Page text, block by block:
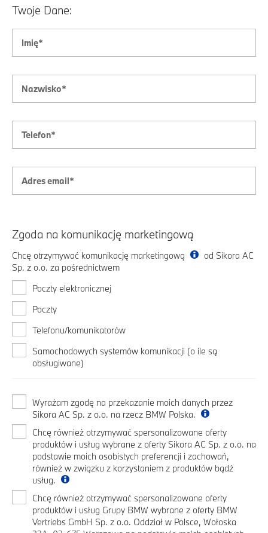
Twoje Dane:
Zgoda na komunikację marketingową
Chcę otrzymywać komunikację marketingową
od Sikora AC
Sp. z o.o. za pośrednictwem
Poczty elektronicznej
Poczty
Telefonu/komunikatorów
Samochodowych systemów komunikacji (o ile są
obsługiwane)
Wyrażam zgodę na przekazanie moich danych przez
Sikora AC Sp. z o.o. na rzecz BMW Polska.
Chcę również otrzymywać spersonalizowane oferty
produktów i usług wybrane z oferty Sikora AC Sp. z o.o. na
podstawie moich osobistych preferencji i zachowań,
również w związku z korzystaniem z produktów bądź
usług.
Chcę również otrzymywać spersonalizowane oferty
produktów i usług Grupy BMW wybrane z oferty BMW
Vertriebs GmbH Sp. z o.o. Oddział w Polsce, Wołoska